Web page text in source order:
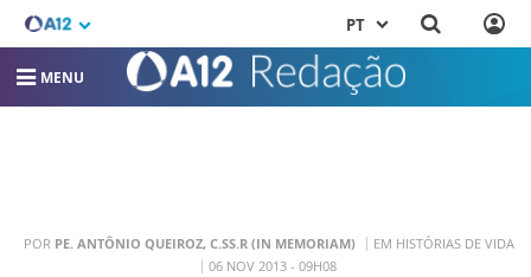
PT
MENU
POR PE. ANTÔNIO QUEIROZ, C.SS.R (IN MEMORIAM)
EM HISTÓRIAS DE VIDA
06 NOV 2013 - 09H08